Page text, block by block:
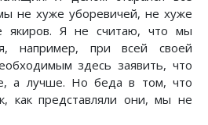
не хуже уборевичей, не хуже
якиров. Я не считаю, что мы
например, при всей своей
здесь заявить, что
а лучше. Но беда в том, что
как представляли они, мы не